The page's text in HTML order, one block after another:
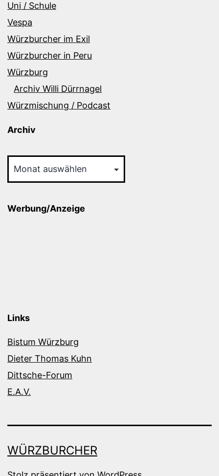
Uni / Schule
Vespa
Würzburcher im Exil
Würzburcher in Peru
Würzburg
Archiv Willi Dürrnagel
Würzmischung / Podcast
Archiv
Werbung/Anzeige
Links
Bistum Würzburg
Dieter Thomas Kuhn
Dittsche-Forum
E.A.V.
WÜRZBURCHER